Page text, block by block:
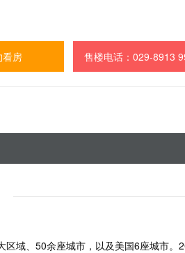
看房 售楼电话：029-8913
域、50余座城市，以及美国6座城市。